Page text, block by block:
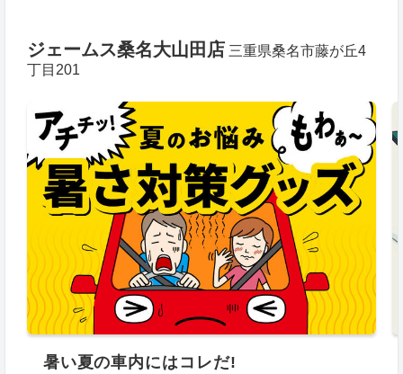
ジェームス桑名大山田店 三重県桑名市藤が丘4
丁目201
暑い夏の車内にはコレだ!